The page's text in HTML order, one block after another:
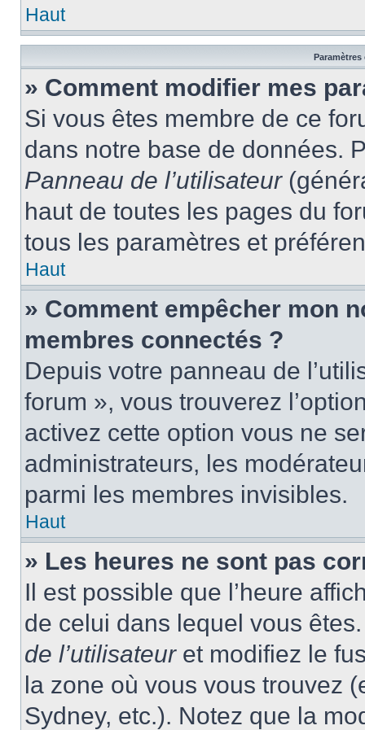
Haut
Paramètres
» Comment modifier mes
Si vous êtes membre de ce
dans notre base de données.
Panneau de l’utilisateur
haut de toutes les pages du
tous les paramètres et
Haut
» Comment empêcher mon
membres connectés ?
Depuis votre panneau de
forum », vous trouverez
activez cette option vous ne
administrateurs, les
parmi les membres invisibles.
Haut
» Les heures ne sont pas
Il est possible que l’heure
de celui dans lequel vous
de l’utilisateuret modifiez le
la zone où vous vous trouvez
Sydney, etc.). Notez que la